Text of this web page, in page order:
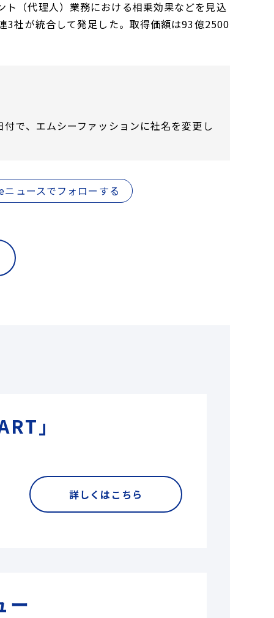
（代理人）業務における相乗効果などを見込
3社が統合して発足した。取得価額は93億2500
で、エムシーファッションに社名を変更し
ュースでフォローする
」
詳しくはこちら
ー